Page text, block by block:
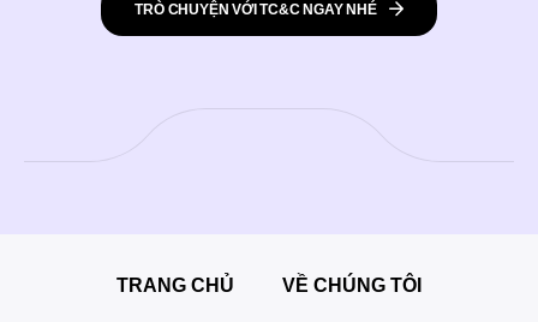
TRÒ CHUYỆN VỚI TC&C NGAY NHÉ
TRANG CHỦ VỀ CHÚNG TÔI